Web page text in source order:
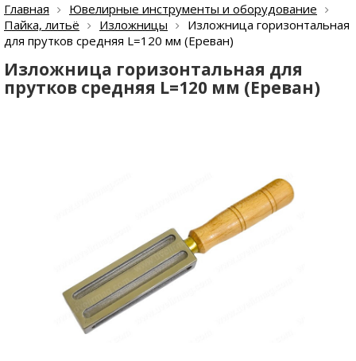
Главная
Ювелирные инструменты и оборудование
Пайка, литьё
Изложницы
Изложница горизонтальная
для прутков средняя L=120 мм (Ереван)
Изложница горизонтальная для
прутков средняя L=120 мм (Ереван)